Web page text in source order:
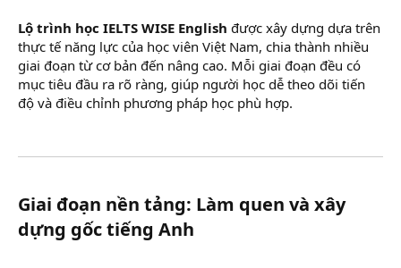
Lộ trình học IELTS WISE English được xây dựng dựa trên
thực tế năng lực của học viên Việt Nam, chia thành nhiều
giai đoạn từ cơ bản đến nâng cao. Mỗi giai đoạn đều có
mục tiêu đầu ra rõ ràng, giúp người học dễ theo dõi tiến
độ và điều chỉnh phương pháp học phù hợp.
Giai đoạn nền tảng: Làm quen và xây
dựng gốc tiếng Anh​